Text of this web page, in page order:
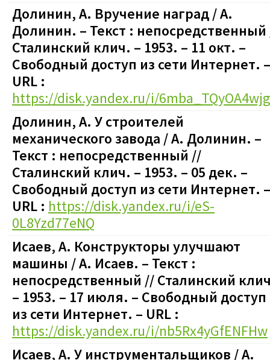
Долинин, А. Вручение наград / А.
Долинин. – Текст : непосредственный
Сталинский клич. – 1953. – 11 окт. –
Свободный доступ из сети Интернет. –
URL :
https://disk.yandex.ru/i/6mba_TQyOA4wjg
Долинин, А. У строителей
механического завода / А. Долинин. –
Текст : непосредственный //
Сталинский клич. – 1953. – 05 дек. –
Свободный доступ из сети Интернет. –
URL : https://disk.yandex.ru/i/eS-
0L8Yzd77eNQ
Исаев, А. Конструкторы улучшают
машины / А. Исаев. – Текст :
непосредственный // Сталинский
– 1953. – 17 июля. – Свободный доступ
из сети Интернет. – URL :
https://disk.yandex.ru/i/nb5Rx4yGfENFHw
Исаев, А. У инструментальщиков / А.